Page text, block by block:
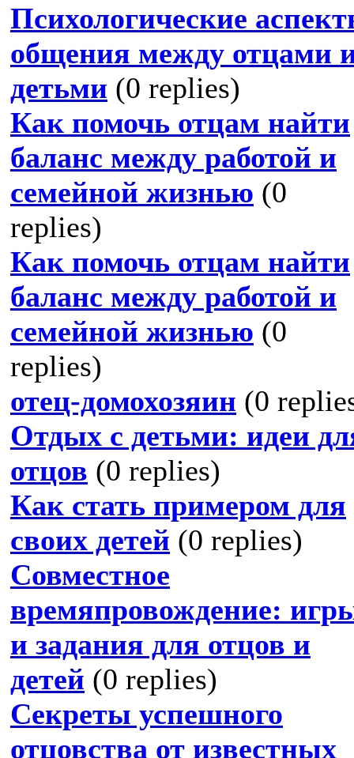
Психологические
общения между отцами
детьми (0 replies)
Как помочь отцам найти
баланс между работой и
семейной жизнью (0
replies)
Как помочь отцам найти
баланс между работой и
семейной жизнью (0
replies)
отец-домохозяин (0
Отдых с детьми: идеи
отцов (0 replies)
Как стать примером для
своих детей (0 replies)
Совместное
времяпровождение:
и задания для отцов и
детей (0 replies)
Секреты успешного
отцовства от известных